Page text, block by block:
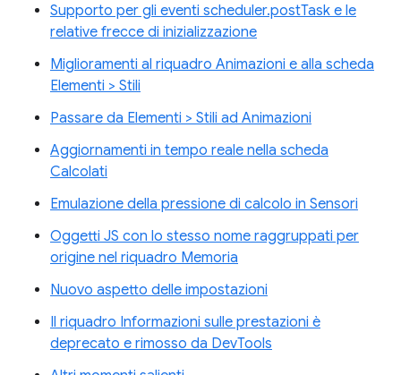
Supporto per gli eventi scheduler.postTask e le
relative frecce di inizializzazione
Miglioramenti al riquadro Animazioni e alla scheda
Elementi > Stili
Passare da Elementi > Stili ad Animazioni
Aggiornamenti in tempo reale nella scheda
Calcolati
Emulazione della pressione di calcolo in Sensori
Oggetti JS con lo stesso nome raggruppati per
origine nel riquadro Memoria
Nuovo aspetto delle impostazioni
Il riquadro Informazioni sulle prestazioni è
deprecato e rimosso da DevTools